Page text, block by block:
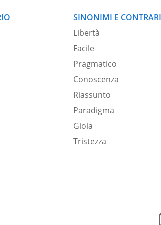
SINONIMI E CONTRARI
Libertà
Facile
Pragmatico
Conoscenza
Riassunto
Paradigma
Gioia
Tristezza